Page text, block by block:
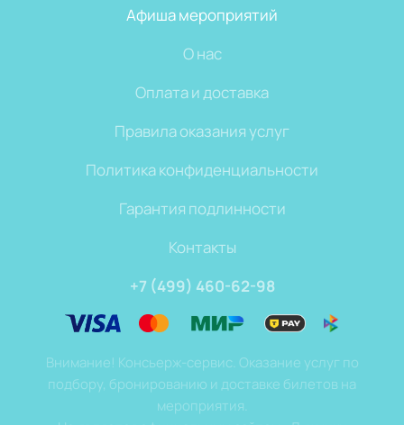
Афиша мероприятий
О нас
Оплата и доставка
Правила оказания услуг
Политика конфиденциальности
Гарантия подлинности
Контакты
+7 (499) 460-62-98
Внимание! Консьерж-сервис. Оказание услуг по
подбору, бронированию и доставке билетов на
мероприятия.